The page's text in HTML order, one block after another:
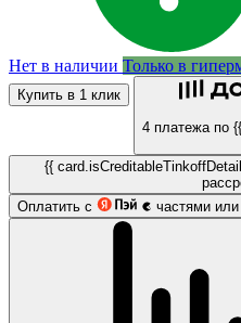
Нет в наличии Только в
Купить в 1 клик
4 платежа по
{{
Оплатить с
частями или